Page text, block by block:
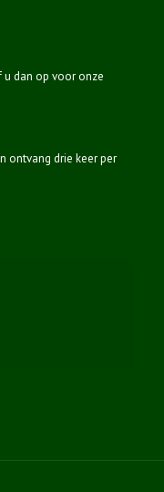
u dan op voor onze
ontvang drie keer per